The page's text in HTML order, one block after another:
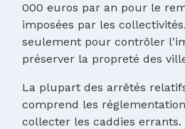
000 euros par an pour le
imposées par les
seulement pour contrôler
préserver la propreté des
La plupart des arrêtés
comprend les
collecter les caddies